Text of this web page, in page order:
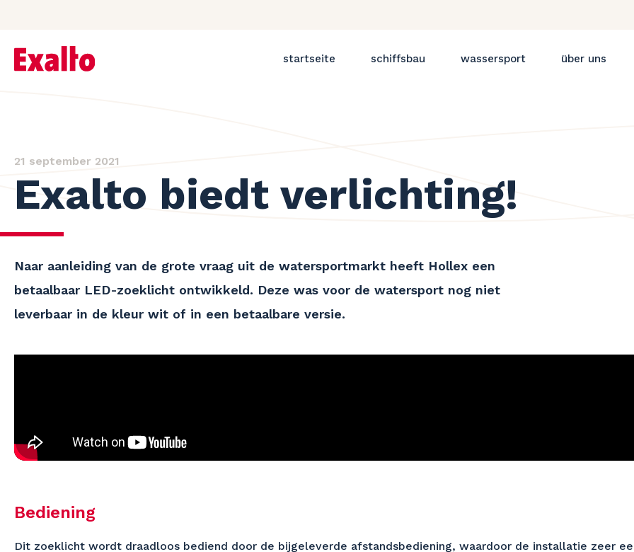
startseite schiffsbau wassersport über uns
21 september 2021
Exalto biedt verlichting!
Naar aanleiding van de grote vraag uit de watersportmarkt heeft Hollex een
betaalbaar LED-zoeklicht ontwikkeld. Deze was voor de watersport nog niet
leverbaar in de kleur wit of in een betaalbare versie.
Bediening
Dit zoeklicht wordt draadloos bediend door de bijgeleverde afstandsbediening, waardoor de installatie zeer